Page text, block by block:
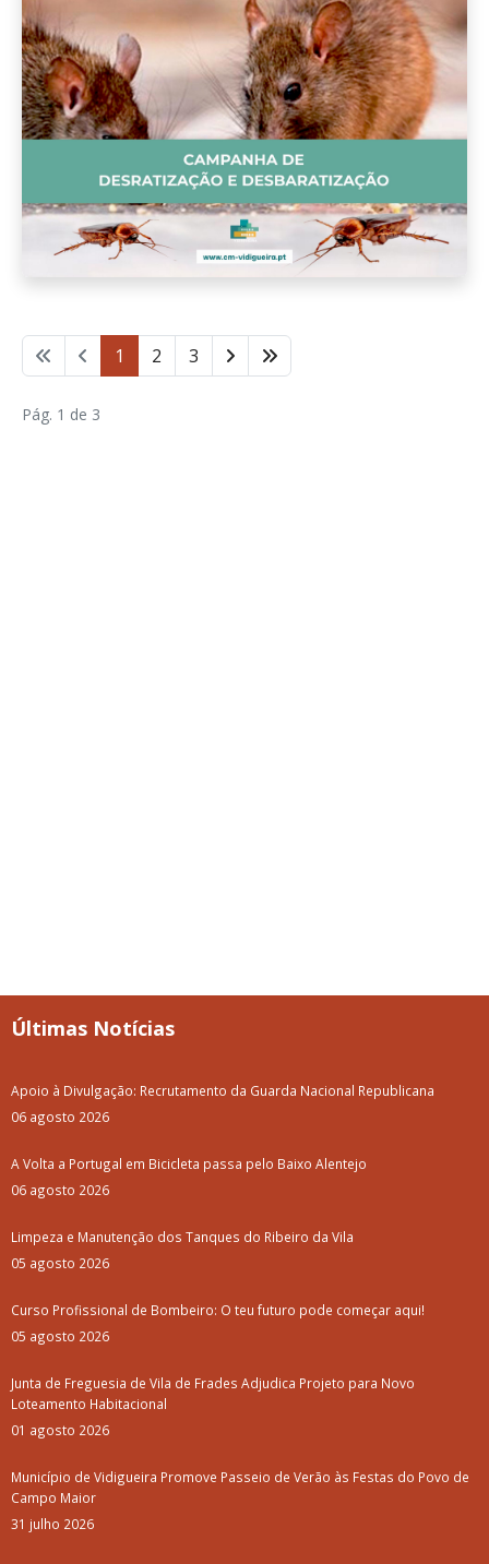
1 2 3
Pág. 1 de 3
Últimas Notícias
Apoio à Divulgação: Recrutamento da Guarda Nacional Republicana
06 agosto 2026
A Volta a Portugal em Bicicleta passa pelo Baixo Alentejo
06 agosto 2026
Limpeza e Manutenção dos Tanques do Ribeiro da Vila
05 agosto 2026
Curso Profissional de Bombeiro: O teu futuro pode começar aqui!
05 agosto 2026
Junta de Freguesia de Vila de Frades Adjudica Projeto para Novo
Loteamento Habitacional
01 agosto 2026
Município de Vidigueira Promove Passeio de Verão às Festas do Povo de
Campo Maior
31 julho 2026